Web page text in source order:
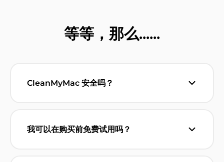
等等，那么......
CleanMyMac 安全吗？
Apple 芯片的还是基于 Intel 芯片的 Mac 机
我可以在购买前免费试用吗？